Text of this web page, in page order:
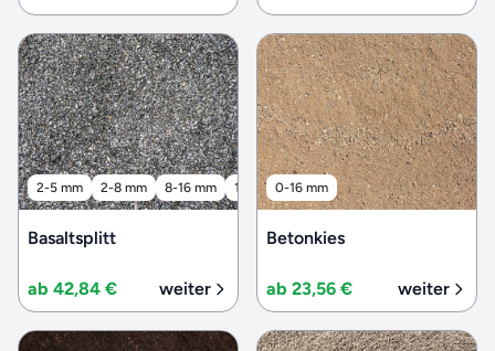
2-5 mm 2-8 mm 8-16 mm 16-32 mm 32-56 mm
Basaltsplitt
ab 42,84 € weiter
0-16 mm
Betonkies
ab 23,56 € weiter